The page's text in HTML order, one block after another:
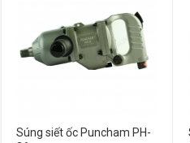
Súng siết ốc Puncham PH-